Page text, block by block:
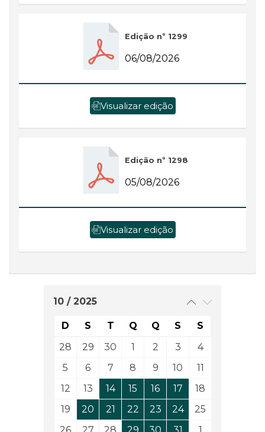
Edição nº 1299
06/08/2026
Visualizar edição
Edição nº 1298
05/08/2026
Visualizar edição
10 / 2025
D S T Q Q S
S
28
29 30 1 2 3
4
5
6 7 8 9 10
11
12
13 14 15 16 17
18
19
20 21 22 23 24
25